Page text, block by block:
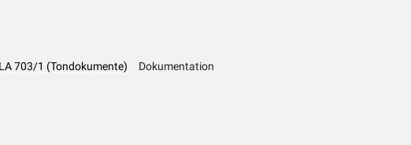
703/1 (Tondokumente) Dokumentation